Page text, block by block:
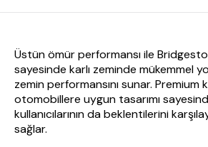
Üstün ömür performansı ile
sayesinde karlı zeminde mükemmel
zemin performansını sunar. Premium
otomobillere uygun tasarımı
kullanıcılarının da beklentilerini
sağlar.